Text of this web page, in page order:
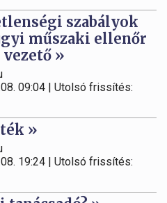
szabályok
műszaki ellenőr
»
09:04 | Utolsó frissítés:
»
19:24 | Utolsó frissítés: